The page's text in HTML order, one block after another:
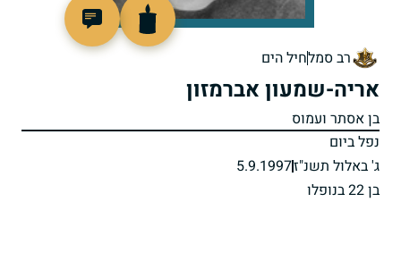
רב סמלחיל הים
אריה-שמעון אברמזון
בן אסתר ועמוס
נפל ביום
ג' באלול תשנ"ז5.9.1997
בן 22 בנופלו